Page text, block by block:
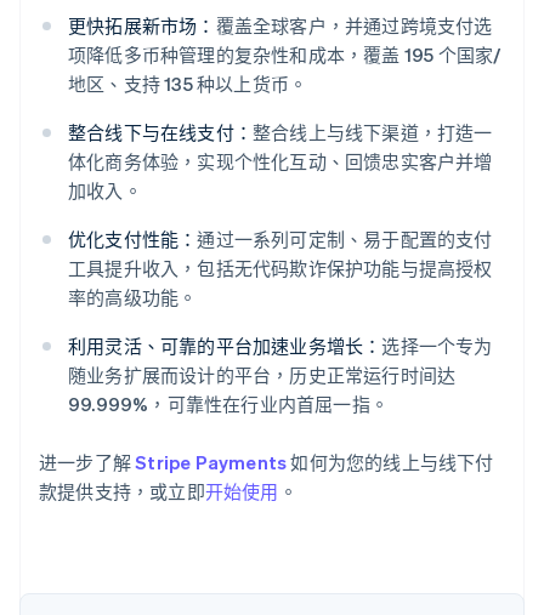
更快拓展新市场： 覆盖全球客户，并通过跨境支付选
项降低多币种管理的复杂性和成本，覆盖 195 个国家/
地区、支持 135 种以上货币。
整合线下与在线支付： 整合线上与线下渠道，打造一
体化商务体验，实现个性化互动、回馈忠实客户并增
加收入。
优化支付性能：通过一系列可定制、易于配置的支付
工具提升收入，包括无代码欺诈保护功能与提高授权
率的高级功能。
利用灵活、可靠的平台加速业务增长：选择一个专为
随业务扩展而设计的平台，历史正常运行时间达
99.999%，可靠性在行业内首屈一指。
进一步了解Stripe Payments如何为您的线上与线下付
款提供支持，或立即开始使用 。
阿联酋
English
爱尔兰
爱沙尼亚
English
奥地利
Deutsch English
English
巴西
比利时